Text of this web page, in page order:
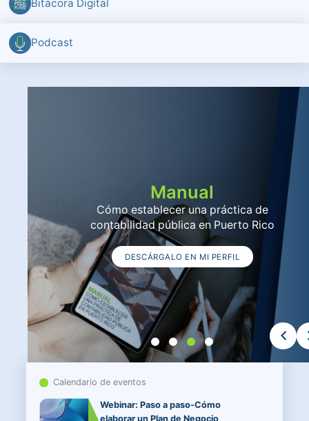
Bitácora Digital
Podcast
Manual
Cómo establecer una práctica de
contabilidad pública en Puerto Rico
DESCÁRGALO EN MI PERFIL
Calendario de eventos
Webinar: Paso a paso-Cómo
elaborar un Plan de Negocio